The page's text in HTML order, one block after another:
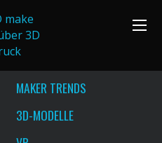
MAKER TRENDS
3D-MODELLE